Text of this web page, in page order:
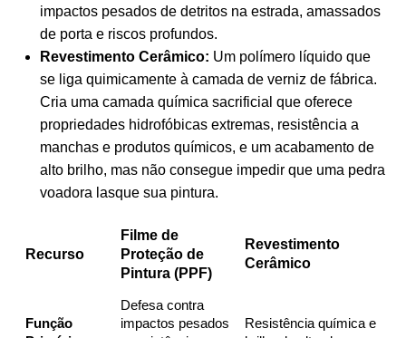
impactos pesados de detritos na estrada, amassados
de porta e riscos profundos.
Revestimento Cerâmico: Um polímero líquido que
se liga quimicamente à camada de verniz de fábrica.
Cria uma camada química sacrificial que oferece
propriedades hidrofóbicas extremas, resistência a
manchas e produtos químicos, e um acabamento de
alto brilho, mas não consegue impedir que uma pedra
voadora lasque sua pintura.
Recurso
Filme de
Proteção de
Pintura (PPF)
Revestimento
Cerâmico
Função
Defesa contra
impactos pesados
Resistência química e